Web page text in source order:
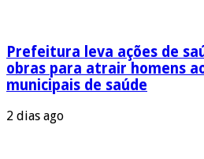
Prefeitura leva ações de
obras para atrair homens
municipais de saúde
2 dias ago